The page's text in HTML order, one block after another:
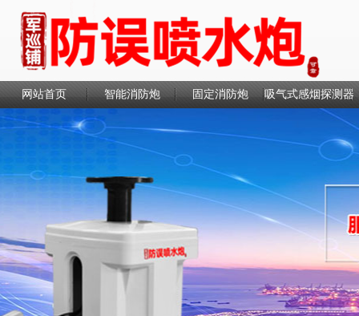
网站首页 智能消防炮 固定消防炮 吸气式感烟探测器
联系我们